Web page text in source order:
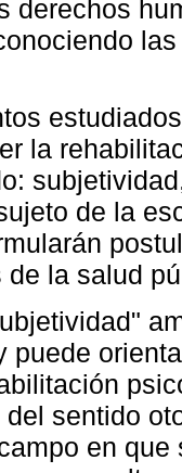
derechos
la
de la
de la salud
puede
sentido
en